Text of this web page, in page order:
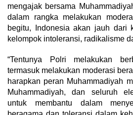
mengajak bersama
dalam rangka melakukan
begitu, Indonesia akan jauh dari
kelompok intoleransi, radikalisme
“Tentunya Polri melakukan
termasuk melakukan moderasi
harapkan peran Muhammadiyah
Muhammadiyah, dan seluruh
untuk membantu dalam